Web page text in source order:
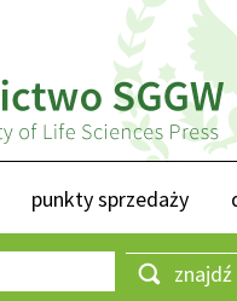
punkty sprzedaży
znajdź